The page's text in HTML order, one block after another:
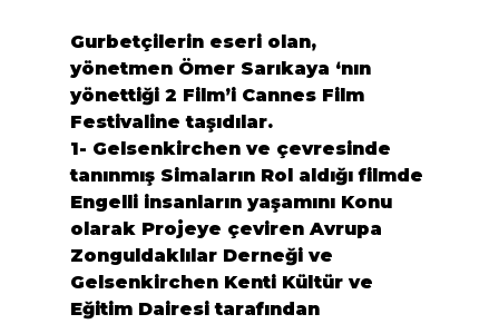
Gurbetçilerin eseri olan,
yönetmen Ömer Sarıkaya ‘nın
yönettiği 2 Film’i Cannes Film
Festivaline taşıdılar.
1- Gelsenkirchen ve çevresinde
tanınmış Simaların Rol aldığı filmde
Engelli insanların yaşamını Konu
olarak Projeye çeviren Avrupa
Zonguldaklılar Derneği ve
Gelsenkirchen Kenti Kültür ve
Eğitim Dairesi tarafından